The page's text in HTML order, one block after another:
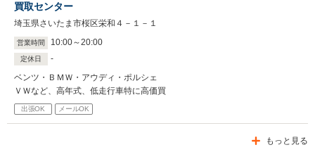
買取センター
埼玉県さいたま市桜区栄和４－１－１
営業時間 10:00～20:00
定休日
-
ベンツ・ＢＭＷ・アウディ・ポルシェ
ＶＷなど、高年式、低走行車特に高価買
出張OK メールOK
もっと見る